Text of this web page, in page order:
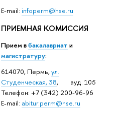
Е-mail: infoperm@hse.ru
ПРИЕМНАЯ КОМИССИЯ
Прием вбакалавриат и
магистратуру:
614070, Пермь,ул.
Студенческая, 38, ауд. 105
Телефон: +7 (342) 200-96-96
E-mail: abitur.perm@hse.ru